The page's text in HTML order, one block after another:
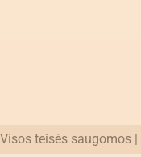
Visos teisės saugomos